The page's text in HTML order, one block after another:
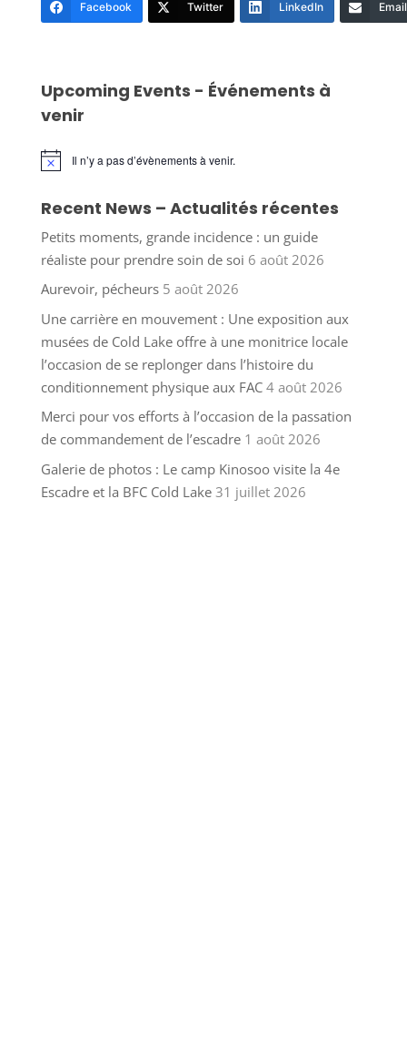
Facebook Twitter LinkedIn Email
Upcoming Events - Événements à
venir
Notice Il n’y a pas d’évènements à venir.
Recent News – Actualités récentes
Petits moments, grande incidence : un guide
réaliste pour prendre soin de soi 6 août 2026
Aurevoir, pécheurs 5 août 2026
Une carrière en mouvement : Une exposition aux
musées de Cold Lake offre à une monitrice locale
l’occasion de se replonger dans l’histoire du
conditionnement physique aux FAC 4 août 2026
Merci pour vos efforts à l’occasion de la passation
de commandement de l’escadre 1 août 2026
Galerie de photos : Le camp Kinosoo visite la 4e
Escadre et la BFC Cold Lake 31 juillet 2026